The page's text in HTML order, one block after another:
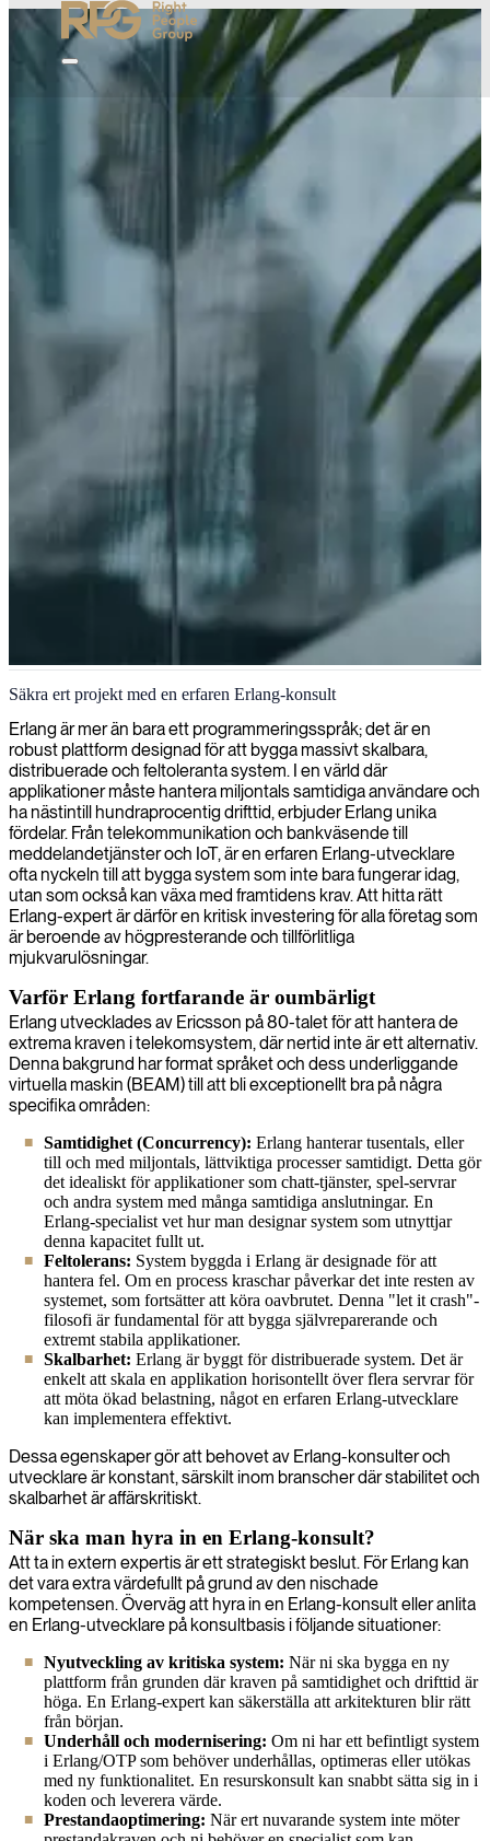
Erlang-utveckling
Vi erbjuder Erlang-utveckling för mycket tillförlitliga och skalbara
system, där vi utnyttjar detta robusta funktionella
programmeringsspråk för att bygga feltåliga applikationer som kan
hantera omfattande samtidighet med minimal driftstörning.
Säkra ert projekt med en erfaren Erlang-konsult
Erlang är mer än bara ett programmeringsspråk; det är en
robust plattform designad för att bygga massivt skalbara,
distribuerade och feltoleranta system. I en värld där
applikationer måste hantera miljontals samtidiga användare och
ha nästintill hundraprocentig drifttid, erbjuder Erlang unika
fördelar. Från telekommunikation och bankväsende till
meddelandetjänster och IoT, är en erfaren Erlang-utvecklare
ofta nyckeln till att bygga system som inte bara fungerar idag,
utan som också kan växa med framtidens krav. Att hitta rätt
Erlang-expert är därför en kritisk investering för alla företag som
är beroende av högpresterande och tillförlitliga
mjukvarulösningar.
Varför Erlang fortfarande är oumbärligt
Erlang utvecklades av Ericsson på 80-talet för att hantera de
extrema kraven i telekomsystem, där nertid inte är ett alternativ.
Denna bakgrund har format språket och dess underliggande
virtuella maskin (BEAM) till att bli exceptionellt bra på några
specifika områden:
Samtidighet (Concurrency): Erlang hanterar tusentals, eller
till och med miljontals, lättviktiga processer samtidigt. Detta gör
det idealiskt för applikationer som chatt-tjänster, spel-servrar
och andra system med många samtidiga anslutningar. En
Erlang-specialist vet hur man designar system som utnyttjar
denna kapacitet fullt ut.
Feltolerans: System byggda i Erlang är designade för att
hantera fel. Om en process kraschar påverkar det inte resten av
systemet, som fortsätter att köra oavbrutet. Denna "let it crash"-
filosofi är fundamental för att bygga självreparerande och
extremt stabila applikationer.
Skalbarhet: Erlang är byggt för distribuerade system. Det är
enkelt att skala en applikation horisontellt över flera servrar för
att möta ökad belastning, något en erfaren Erlang-utvecklare
kan implementera effektivt.
Dessa egenskaper gör att behovet av Erlang-konsulter och
utvecklare är konstant, särskilt inom branscher där stabilitet och
skalbarhet är affärskritiskt.
När ska man hyra in en Erlang-konsult?
Att ta in extern expertis är ett strategiskt beslut. För Erlang kan
det vara extra värdefullt på grund av den nischade
kompetensen. Överväg att hyra in en Erlang-konsult eller anlita
en Erlang-utvecklare på konsultbasis i följande situationer:
Nyutveckling av kritiska system: När ni ska bygga en ny
plattform från grunden där kraven på samtidighet och drifttid är
höga. En Erlang-expert kan säkerställa att arkitekturen blir rätt
från början.
Underhåll och modernisering: Om ni har ett befintligt system
i Erlang/OTP som behöver underhållas, optimeras eller utökas
med ny funktionalitet. En resurskonsult kan snabbt sätta sig in i
koden och leverera värde.
Prestandaoptimering: När ert nuvarande system inte möter